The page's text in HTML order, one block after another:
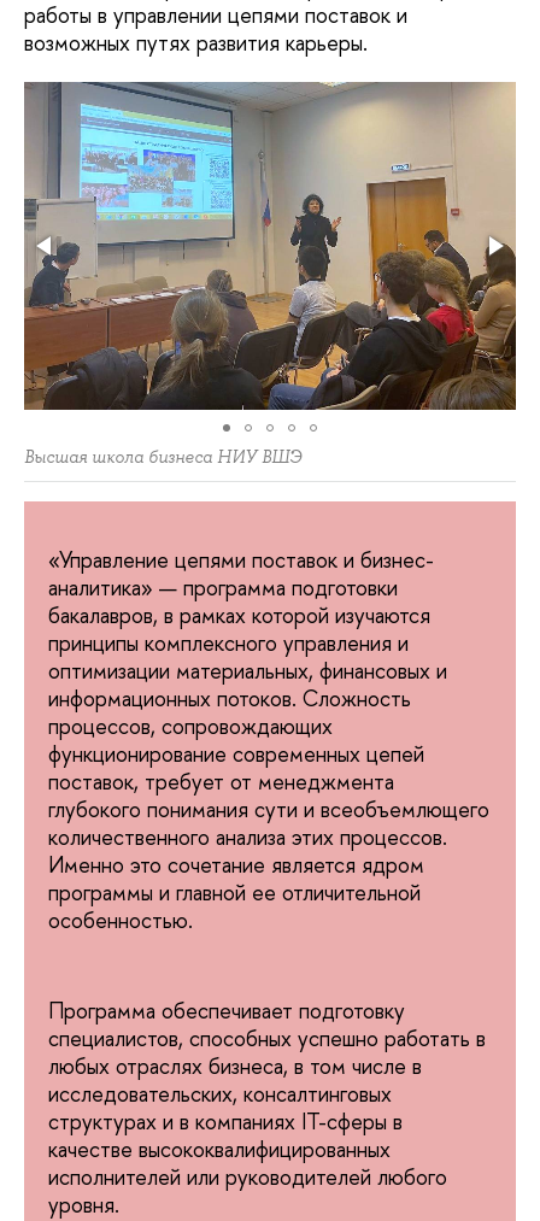
работы в управлении цепями поставок и
возможных путях развития карьеры.
Высшая школа бизнеса НИУ ВШЭ
«Управление цепями поставок и бизнес-
аналитика» — программа подготовки
бакалавров, в рамках которой изучаются
принципы комплексного управления и
оптимизации материальных, финансовых и
информационных потоков. Сложность
процессов, сопровождающих
функционирование современных цепей
поставок, требует от менеджмента
глубокого понимания сути и всеобъемлющего
количественного анализа этих процессов.
Именно это сочетание является ядром
программы и главной ее отличительной
особенностью.
Программа обеспечивает подготовку
специалистов, способных успешно работать в
любых отраслях бизнеса, в том числе в
исследовательских, консалтинговых
структурах и в компаниях IT-сферы в
качестве высококвалифицированных
исполнителей или руководителей любого
уровня.